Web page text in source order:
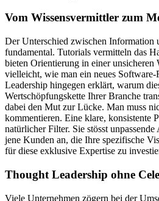
Vom Wissensvermittler zum
Der Unterschied zwischen Information
fundamental. Tutorials vermitteln das
bieten Orientierung in einer
vielleicht, wie man ein neues
Leadership hingegen erklärt, warum
Wertschöpfungskette Ihrer Branche
dabei den Mut zur Lücke. Man muss
kommentieren. Eine klare, konsistente
natürlicher Filter. Sie stösst
jene Kunden an, die Ihre spezifische
für diese exklusive Expertise zu
Thought Leadership ohne
Viele Unternehmen zögern bei der